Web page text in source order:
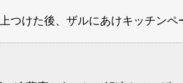
つけた後、ザルにあけキッチンペ